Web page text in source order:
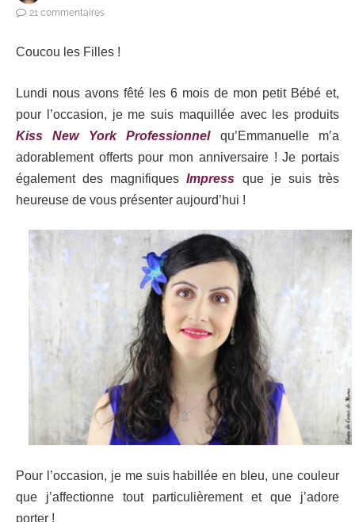
21 commentaires
Coucou les Filles !
Lundi nous avons fêté les 6 mois de mon petit Bébé et,
pour l’occasion, je me suis maquillée avec les produits
Kiss New York Professionnelqu’Emmanuelle m’a
adorablement offerts pour mon anniversaire ! Je portais
également des magnifiquesImpress que je suis très
heureuse de vous présenter aujourd’hui !
Pour l’occasion, je me suis habillée en bleu, une couleur
que j’affectionne tout particulièrement et que j’adore
porter !